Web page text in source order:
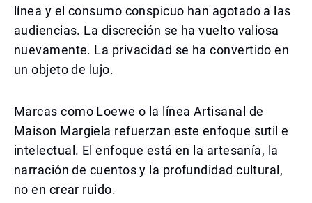
línea y el consumo conspicuo han agotado a las
audiencias. La discreción se ha vuelto valiosa
nuevamente. La privacidad se ha convertido en
un objeto de lujo.
Marcas como Loewe o la línea Artisanal de
Maison Margiela refuerzan este enfoque sutil e
intelectual. El enfoque está en la artesanía, la
narración de cuentos y la profundidad cultural,
no en crear ruido.